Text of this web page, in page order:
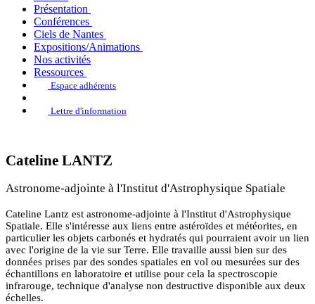
Présentation
Conférences
Ciels de Nantes
Expositions/Animations
Nos activités
Ressources
Espace adhérents
Lettre d'information
Cateline LANTZ
Astronome-adjointe à l'Institut d'Astrophysique Spatiale
Cateline Lantz est astronome-adjointe à l'Institut d'Astrophysique
Spatiale. Elle s'intéresse aux liens entre astéroïdes et météorites, en
particulier les objets carbonés et hydratés qui pourraient avoir un lien
avec l'origine de la vie sur Terre. Elle travaille aussi bien sur des
données prises par des sondes spatiales en vol ou mesurées sur des
échantillons en laboratoire et utilise pour cela la spectroscopie
infrarouge, technique d'analyse non destructive disponible aux deux
échelles.